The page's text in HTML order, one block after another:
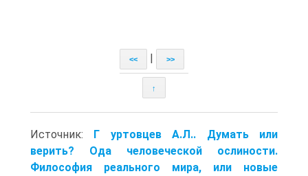
<< >>
↑
Источник: Г уртовцев А.Л.. Думать или
верить? Ода человеческой ослиности.
Философия реального мира, или новые